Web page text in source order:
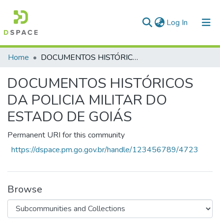
Log In (current)
Communities & Collections
Statistics
Home DOCUMENTOS HISTÓRICOS DA POLICIA MILITAR DO ESTADO DE GOIÁS
DOCUMENTOS HISTÓRICOS
DA POLICIA MILITAR DO
ESTADO DE GOIÁS
Permanent URI for this community
https://dspace.pm.go.gov.br/handle/123456789/4723
Browse